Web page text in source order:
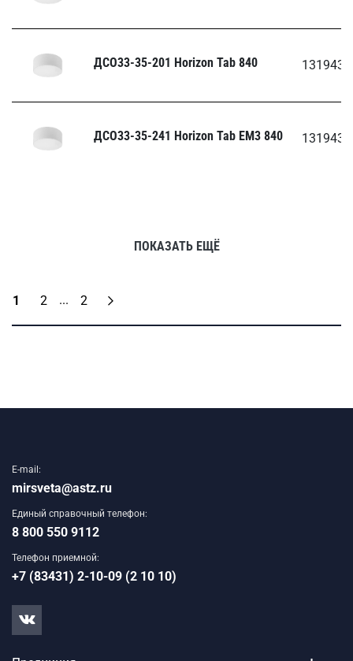
ДСО33-35-201 Horizon Tab 840
ДСО33-35-241 Horizon Tab EM3 840
ПОКАЗАТЬ ЕЩЁ
1 2 ... 2
E-mail:
mirsveta@astz.ru
Единый справочный телефон:
8 800 550 9112
Телефон приемной:
+7 (83431) 2-10-09 (2 10 10)